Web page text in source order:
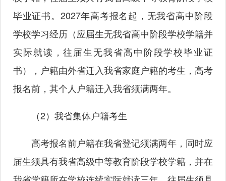
毕业证书。2027年高考报名起，无我省高中阶段
学校学习经历（应届生无我省高中阶段学校学籍并
实际就读，往届生无我省高中阶段学校毕业证
书），户籍由外省迁入我省家庭户籍的考生，高考
报名前，其个人户籍迁入我省须满两年。
（2）我省集体户籍考生
高考报名前户籍在我省登记须满两年，同时应
届生须具有我省高级中等教育阶段学校学籍，并在